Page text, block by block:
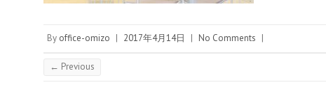
By office-omizo | 2017年4月14日 | No Comments |
← Previous